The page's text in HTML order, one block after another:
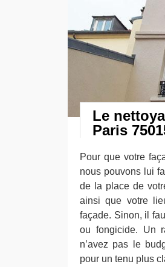
Le
Paris
Pour que votre
nous pouvons lui
de la place de
ainsi que votre
façade. Sinon, il
ou fongicide. Un
n’avez pas le
pour un tenu plus